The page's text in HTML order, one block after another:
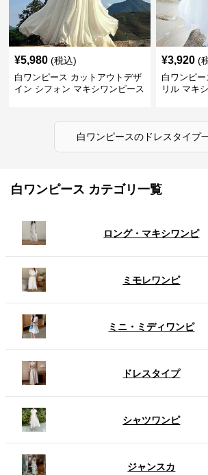
¥5,980 (税込)
白ワンピース カットアウトデザ
イン シフォン マキシワンピース
¥3,920 (
白ワンピ
リル マキ
白ワンピースのドレスタイプ
白ワンピース カテゴリ一覧
ロング・マキシワンピ
ミモレワンピ
ミニ・ミディワンピ
ドレスタイプ
シャツワンピ
ジャンスカ